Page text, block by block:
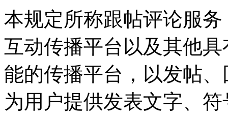
本规定所称跟帖评论服
互动传播平台以及其他
能的传播平台，以发帖
为用户提供发表文字、